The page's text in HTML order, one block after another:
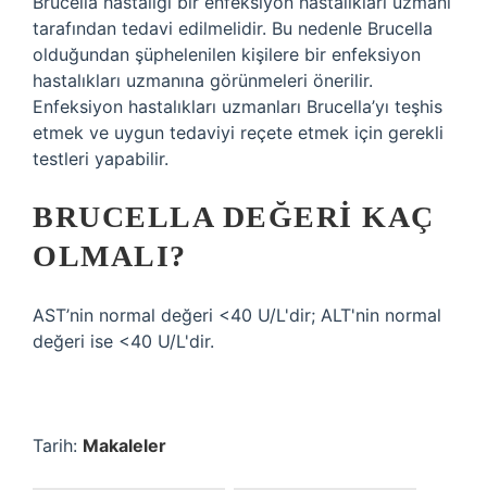
tarafından tedavi edilmelidir. Bu nedenle Brucella
olduğundan şüphelenilen kişilere bir enfeksiyon
hastalıkları uzmanına görünmeleri önerilir.
Enfeksiyon hastalıkları uzmanları Brucella’yı teşhis
etmek ve uygun tedaviyi reçete etmek için gerekli
testleri yapabilir.
BRUCELLA DEĞERI KAÇ
OLMALI?
AST’nin normal değeri <40 U/L'dir; ALT'nin normal
değeri ise <40 U/L'dir.
Tarih: Makaleler